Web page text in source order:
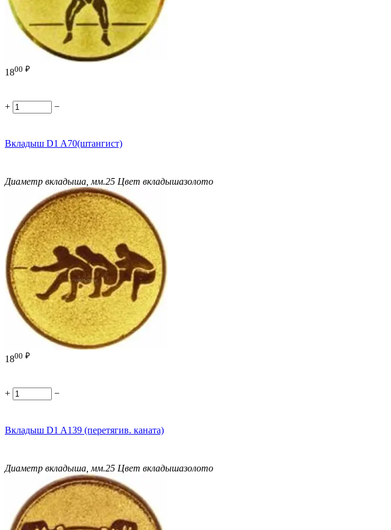
1800 ₽
+ −
Вкладыш D1 A70(штангист)
Диаметр вкладыша, мм.25 Цвет вкладышазолото
1800 ₽
+ −
Вкладыш D1 A139 (перетягив. каната)
Диаметр вкладыша, мм.25 Цвет вкладышазолото